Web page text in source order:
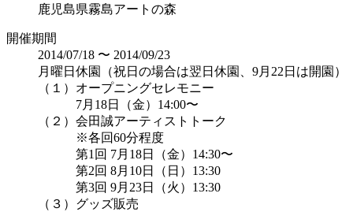
鹿児島県霧島アートの森
開催期間
2014/07/18 〜 2014/09/23
月曜日休園（祝日の場合は翌日休園、9月22日は開園）
（１）オープニングセレモニー
7月18日（金）14:00〜
（２）会田誠アーティストトーク
※各回60分程度
第1回 7月18日（金）14:30〜
第2回 8月10日（日）13:30
第3回 9月23日（火）13:30
（３）グッズ販売